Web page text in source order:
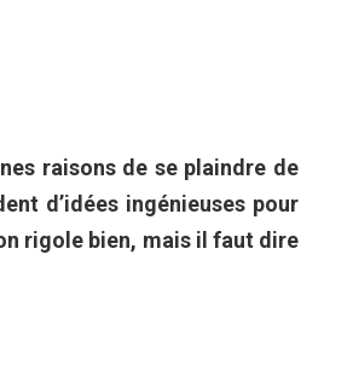
raisons de se plaindre de
d’idées ingénieuses pour
rigole bien, mais il faut dire